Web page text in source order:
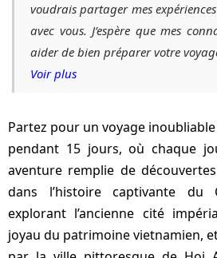
voudrais partager mes
avec vous. J’espère que mes
aider de bien préparer votre
Voir plus
Partez pour un voyage
pendant 15 jours, où chaque
aventure remplie de
dans l’histoire captivante
explorant l’ancienne cité
joyau du patrimoine vietnamien,